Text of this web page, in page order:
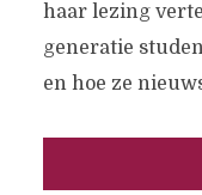
haar lezing
generatie
en hoe ze